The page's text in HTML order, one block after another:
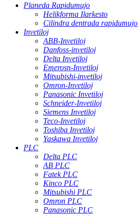
Planeda Rapidumujo
Helikforma Ilarkesto
Cilindra dentrada rapidumujo
Invetiloj
ABB-Invetiloj
Danfoss-invetiloj
Delta Invetiloj
Emerosn-Invetiloj
Mitsubishi-invetiloj
Omron-Invetiloj
Panasonic Invetiloj
Schneider-Invetiloj
Siemens Invetiloj
Teco-Invetiloj
Toshiba Invetiloj
Yaskawa Invetiloj
PLC
Delta PLC
AB PLC
Fatek PLC
Kinco PLC
Mitsubishi PLC
Omron PLC
Panasonic PLC